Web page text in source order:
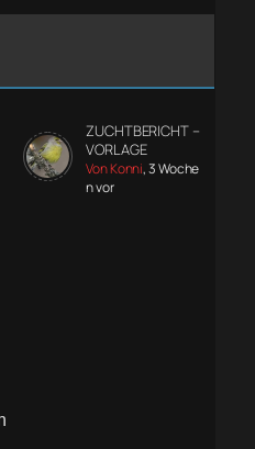
ZUCHTBERICHT –
VORLAGE
Von Konni, 3 Woche
n vor